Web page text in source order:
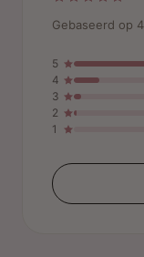
Gebaseerd op
5
4
3
2
1